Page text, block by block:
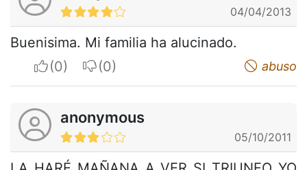
04/04/2013
Buenisima. Mi familia ha alucinado.
I apreciateI do not appreciate abuso
anonymous
05/10/2011